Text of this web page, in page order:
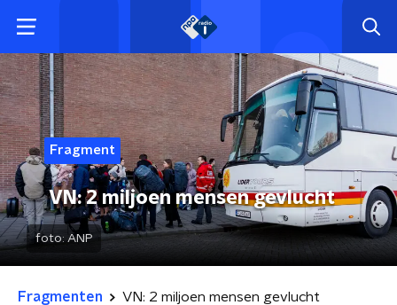
Fragment
VN: 2 miljoen mensen gevlucht
foto: ANP
Fragmenten VN: 2 miljoen mensen gevlucht